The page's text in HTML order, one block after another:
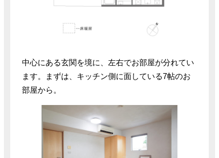
中心にある玄関を境に、左右でお部屋が分れてい
ます。まずは、キッチン側に面している7帖のお
部屋から。